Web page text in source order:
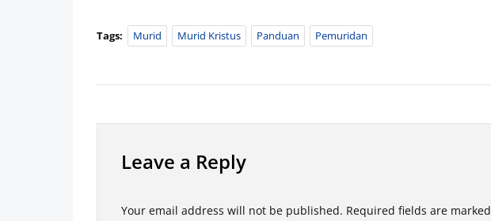
Tags: Murid Murid Kristus Panduan Pemuridan
Leave a Reply
Your email address will not be published. Required fields are marked